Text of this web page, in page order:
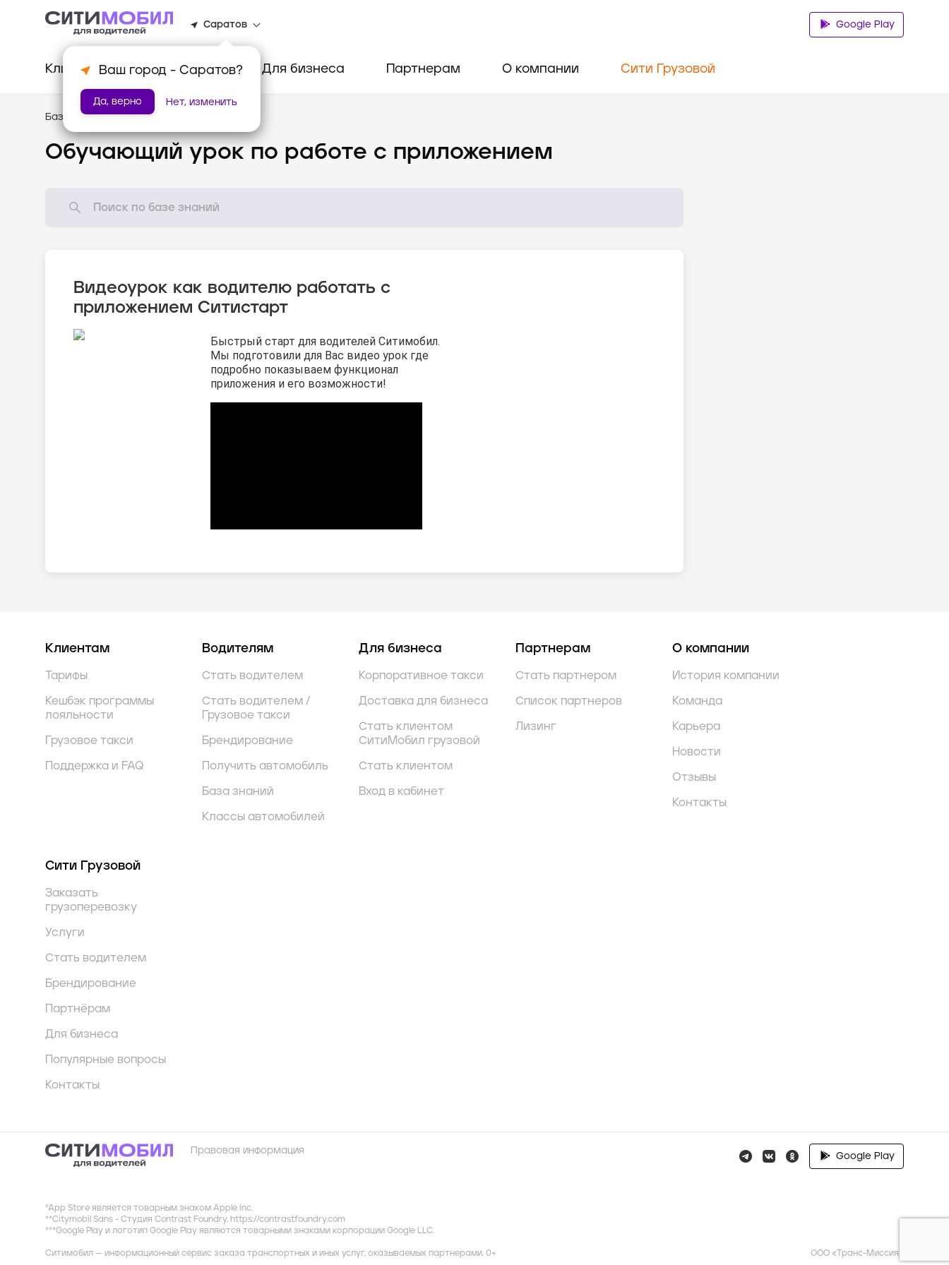
Саратов
Ваш город - Саратов?
Да, верно Нет, изменить
Google Play
Клиентам Водителям Для бизнеса Партнерам О компании Сити Грузовой
База знаний /Видеоуроки
Обучающий урок по работе с приложением
Видеоурок как водителю работать с
приложением Ситистарт
Быстрый старт для водителей Ситимобил.
Мы подготовили для Вас видео урок где
подробно показываем функционал
приложения и его возможности!
Клиентам
Тарифы
Кешбэк программы
лояльности
Грузовое такси
Поддержка и FAQ
Водителям
Стать водителем
Стать водителем /
Грузовое такси
Брендирование
Получить автомобиль
База знаний
Классы автомобилей
Для бизнеса
Корпоративное такси
Доставка для бизнеса
Стать клиентом
СитиМобил грузовой
Стать клиентом
Вход в кабинет
Партнерам
Стать партнером
Список партнеров
Лизинг
О компании
История компании
Команда
Карьера
Новости
Отзывы
Контакты
Сити Грузовой
Заказать
грузоперевозку
Услуги
Стать водителем
Брендирование
Партнёрам
Для бизнеса
Популярные вопросы
Контакты
Правовая информация
Google Play
*App Store является товарным знаком Apple Inc.
**Citymobil Sans - Студия Contrast Foundry, https://contrastfoundry.com
***Google Play и логотип Google Play являются товарными знаками корпорации Google LLC.
Ситимобил — информационный сервис заказа транспортных и иных услуг, оказываемых партнерами. 0+ ООО «Транс-Миссия»